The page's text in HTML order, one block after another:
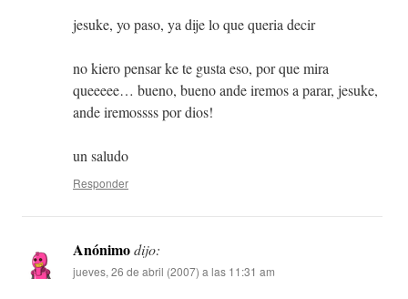
jesuke, yo paso, ya dije lo que queria decir
no kiero pensar ke te gusta eso, por que mira
queeeee… bueno, bueno ande iremos a parar, jesuke,
ande iremossss por dios!
un saludo
Responder
Anónimodijo:
jueves, 26 de abril (2007) a las 11:31 am